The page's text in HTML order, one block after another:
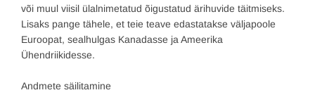
või muul viisil ülalnimetatud õigustatud ärihuvide täitmiseks.
Lisaks pange tähele, et teie teave edastatakse väljapoole
Euroopat, sealhulgas Kanadasse ja Ameerika
Ühendriikidesse.
Andmete säilitamine